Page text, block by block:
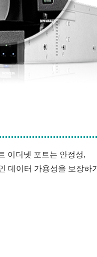
이더넷 포트는 안정성,
데이터 가용성을 보장하기